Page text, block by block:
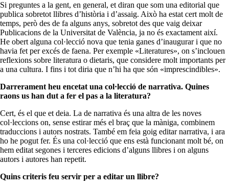
Si preguntes a la gent, en general, et diran que som una editorial que
publica sobretot llibres d’història i d’assaig. Això ha estat cert molt de
temps, però des de fa alguns anys, sobretot des que vaig deixar
Publicacions de la Universitat de València, ja no és exactament així.
He obert alguna col·lecció nova que tenia ganes d’inaugurar i que no
havia fet per excés de faena. Per exemple «Literatures», on s’inclouen
reflexions sobre literatura o dietaris, que considere molt importants per
a una cultura. I fins i tot diria que n’hi ha que són «imprescindibles».
Darrerament heu encetat una col·lecció de narrativa. Quines
raons us han dut a fer el pas a la literatura?
Cert, és el que et deia. La de narrativa és una altra de les noves
col·leccions on, sense estirar més el braç que la màniga, combinem
traduccions i autors nostrats. També em feia goig editar narrativa, i ara
ho he pogut fer. És una col·lecció que ens està funcionant molt bé, on
hem editat segones i terceres edicions d’alguns llibres i on alguns
autors i autores han repetit.
Quins criteris feu servir per a editar un llibre?